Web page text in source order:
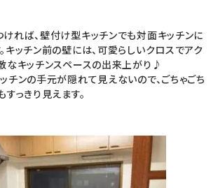
れば、壁付け型キッチンでも対面キッチンに
キッチン前の壁には、可愛らしいクロスでアク
なキッチンスペースの出来上がり♪
チンの手元が隠れて見えないので、ごちゃごち
っきり見えます。